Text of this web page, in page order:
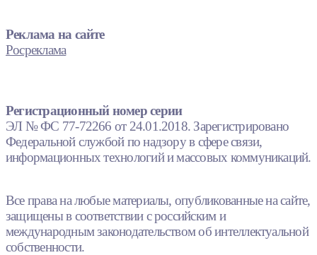
Реклама на сайте
Росреклама
Регистрационный номер серии
ЭЛ № ФС 77-72266 от 24.01.2018. Зарегистрировано
Федеральной службой по надзору в сфере связи,
информационных технологий и массовых коммуникаций.
Все права на любые материалы, опубликованные на сайте,
защищены в соответствии с российским и
международным законодательством об интеллектуальной
собственности.